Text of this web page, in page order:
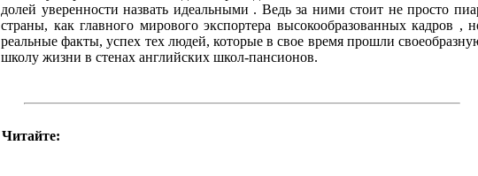
долей уверенности назвать идеальными . Ведь за ними стоит не просто
страны, как главного мирового экспортера высокообразованных кадров ,
реальные факты, успех тех людей, которые в свое время прошли
школу жизни в стенах английских школ-пансионов.
Читайте: